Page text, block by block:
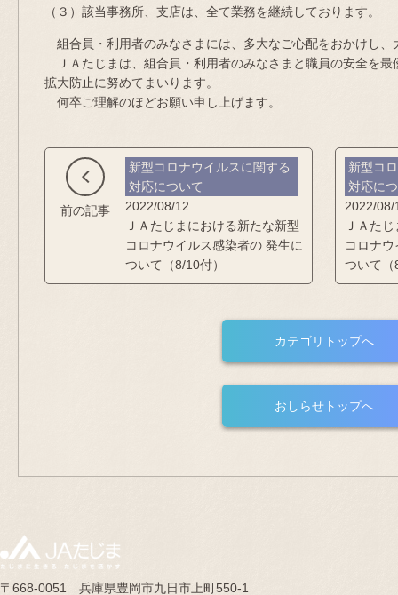
（３）該当事務所、支店は、全て業務を継続しております。
組合員・利用者のみなさまには、多大なご心配をおかけし、
ＪＡたじまは、組合員・利用者のみなさまと職員の安全を最
拡大防止に努めてまいります。
何卒ご理解のほどお願い申し上げます。
前の記事
新型コロナウイルスに関する
対応について
2022/08/12
ＪＡたじまにおける新たな新型
コロナウイルス感染者の 発生に
ついて（8/10付）
新型コ
対応に
2022/08/
ＪＡた
コロナ
ついて
カテゴリトップへ
おしらせトップへ
〒668-0051 兵庫県豊岡市九日市上町550-1